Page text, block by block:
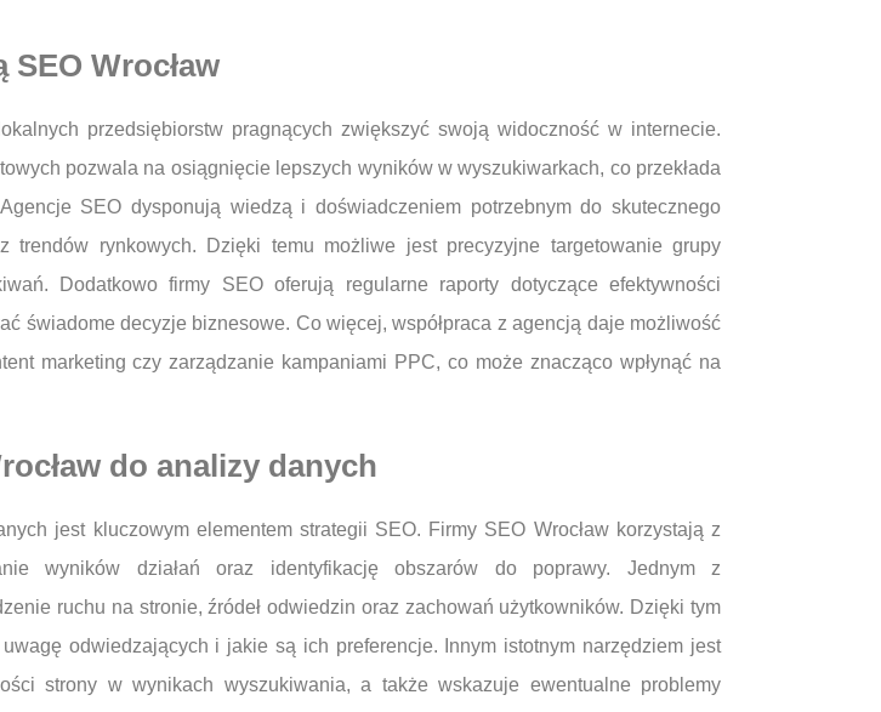
Wrocław
przedsiębiorstw pragnących zwiększyć swoją widoczność w internecie.
pozwala na osiągnięcie lepszych wyników w wyszukiwarkach, co przekłada
SEO dysponują wiedzą i doświadczeniem potrzebnym do skutecznego
rynkowych. Dzięki temu możliwe jest precyzyjne targetowanie grupy
Dodatkowo firmy SEO oferują regularne raporty dotyczące efektywności
świadome decyzje biznesowe. Co więcej, współpraca z agencją daje możliwość
marketing czy zarządzanie kampaniami PPC, co może znacząco wpłynąć na
do analizy danych
jest kluczowym elementem strategii SEO. Firmy SEO Wrocław korzystają z
wyników działań oraz identyfikację obszarów do poprawy. Jednym z
ruchu na stronie, źródeł odwiedzin oraz zachowań użytkowników. Dzięki tym
odwiedzających i jakie są ich preferencje. Innym istotnym narzędziem jest
strony w wynikach wyszukiwania, a także wskazuje ewentualne problemy